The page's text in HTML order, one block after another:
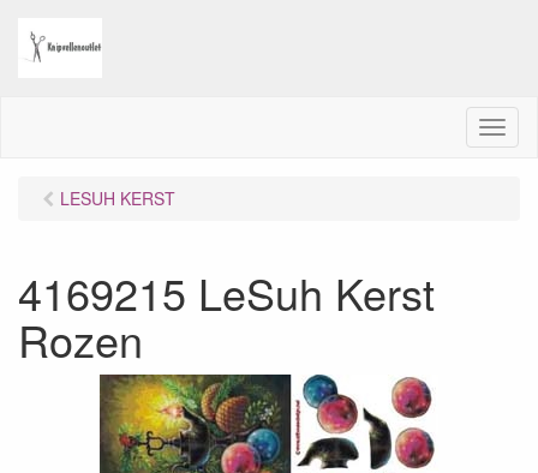
M
e
LESUH KERST
4169215 LeSuh Kerst
Rozen